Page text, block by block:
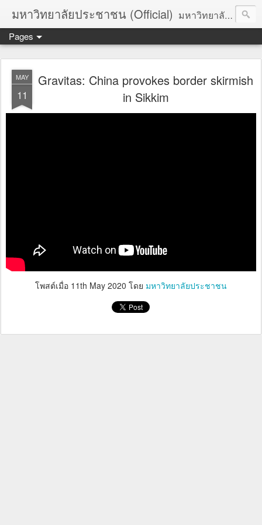
มหาวิทยาลัยประชาชน (Official) มหาวิทยาลัยประชาชน เพื่อการปฏิวัติประชาชนโดยสันติ Truths :: Peace :: Revolution :: Universal Human Rights :: Democracy (TPRUD)
Pages
MAY
11
Gravitas: China provokes border skirmish
in Sikkim
โพสต์เมื่อ 11th May 2020 โดย มหาวิทยาลัยประชาชน